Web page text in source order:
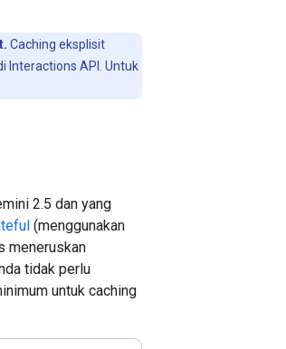
Caching eksplisit
Interactions API. Untuk
2.5 dan yang
(menggunakan
meneruskan
tidak perlu
untuk caching